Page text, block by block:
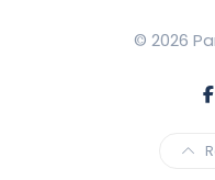
© 2026